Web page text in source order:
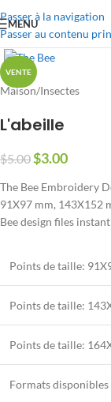
Passer à la navigation
Passer au contenu
MENU
VENTE
Maison/Insectes
L'abeille
$5.00$3.00
The Bee Embroidery
91X97 mm, 143X152
Bee design files
Points de taille:
Points de taille:
Points de taille:
Formats disponibles